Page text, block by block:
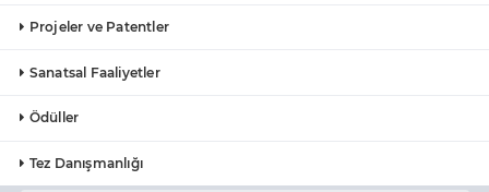
Projeler ve Patentler
Sanatsal Faaliyetler
Ödüller
Tez Danışmanlığı